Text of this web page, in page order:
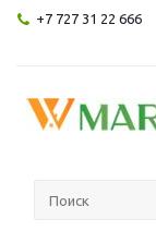
+7 727 31 22 666